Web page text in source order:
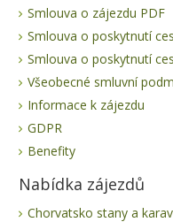
Smlouva o zájezdu PDF
Smlouva o poskytnutí
Smlouva o poskytnutí
Všeobecné smluvní
Informace k zájezdu
GDPR
Benefity
Nabídka zájezdů
Chorvatsko stany a